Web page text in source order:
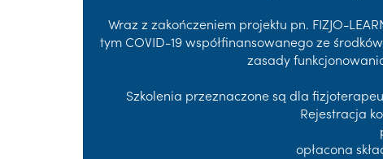
Wraz z zakończeniem projektu pn. FIZJO-
tym COVID-19 współfinansowanego ze
zasady
Szkolenia przeznaczone są dla
Rejestracja
opłacona